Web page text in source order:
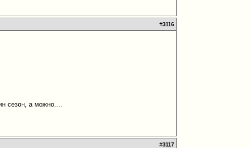
#3116
сезон, а можно....
#3117